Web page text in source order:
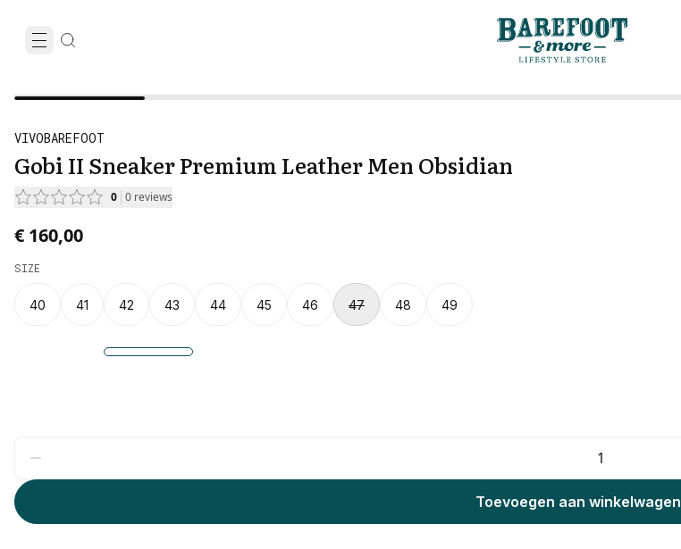
VIVOBAREFOOT
Gobi II Sneaker Premium Leather Men Obsidian
0 0 reviews
€ 160,00
SIZE
40 41 42 43 44 45 46 47 48 49
Toevoegen aan winkelwagen